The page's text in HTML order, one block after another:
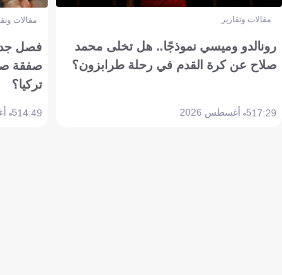
مقالات وتقارير
رونالدو وميسي نموذجًا.. هل تخلى محمد
صلاح عن كرة القدم في رحلة طرابزون؟
17:295 أغسطس 2026
مقالات
فصل
صفقة
تركيا؟
14:495 أغسطس 2026